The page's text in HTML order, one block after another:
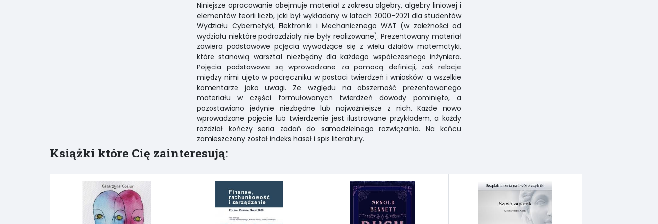
Niniejsze opracowanie obejmuje materiał z zakresu algebry, algebry liniowej i
elementów teorii liczb, jaki był wykładany w latach 2000-2021 dla studentów
Wydziału Cybernetyki, Elektroniki i Mechanicznego WAT (w zależności od
wydziału niektóre podrozdziały nie były realizowane). Prezentowany materiał
zawiera podstawowe pojęcia wywodzące się z wielu działów matematyki,
które stanowią warsztat niezbędny dla każdego współczesnego inżyniera.
Pojęcia podstawowe są wprowadzane za pomocą definicji, zaś relacje
między nimi ujęto w podręczniku w postaci twierdzeń i wniosków, a wszelkie
komentarze jako uwagi. Ze względu na obszerność prezentowanego
materiału w części formułowanych twierdzeń dowody pominięto, a
pozostawiono jedynie niezbędne lub najważniejsze z nich. Każde nowo
wprowadzone pojęcie lub twierdzenie jest ilustrowane przykładem, a każdy
rozdział kończy seria zadań do samodzielnego rozwiązania. Na końcu
zamieszczony został indeks haseł i spis literatury.
Książki które Cię zainteresują: